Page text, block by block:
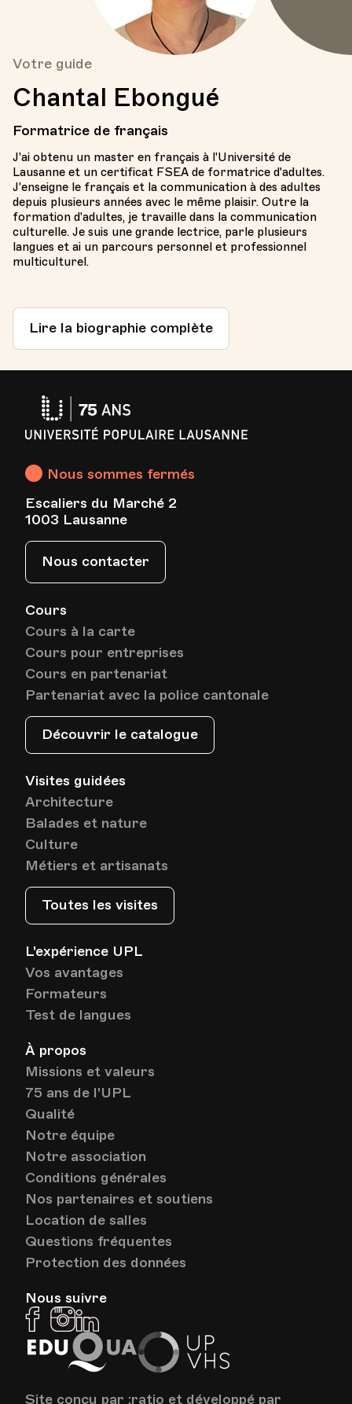
Votre guide
Chantal Ebongué
Formatrice de français
J'ai obtenu un master en français à l'Université de
Lausanne et un certificat FSEA de formatrice d'adultes.
J'enseigne le français et la communication à des adultes
depuis plusieurs années avec le même plaisir. Outre la
formation d'adultes, je travaille dans la communication
culturelle. Je suis une grande lectrice, parle plusieurs
langues et ai un parcours personnel et professionnel
multiculturel.
Lire la biographie complète
Cours
Cours à la carte
Cours pour entreprises
Cours en partenariat
Partenariat avec la police cantonale
Découvrir le catalogue
Visites guidées
Architecture
Balades et nature
Culture
Métiers et artisanats
Toutes les visites
L'expérience UPL
Vos avantages
Formateurs
Test de langues
À propos
Missions et valeurs
75 ans de l'UPL
Qualité
Notre équipe
Notre association
Conditions générales
Nos partenaires et soutiens
Location de salles
Questions fréquentes
Protection des données
Nous sommes fermés
Escaliers du Marché 2
1003 Lausanne
Nous contacter
Nous suivre
FacebookInstagram
EduQua
Site conçu par :ratio et développé par